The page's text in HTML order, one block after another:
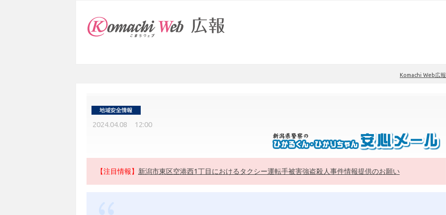
Komachi Web広報
2024.04.08 12:00
【注目情報】 新潟市東区空港西1丁目におけるタクシー運転手被害強盗殺人事件情報提供のお願い